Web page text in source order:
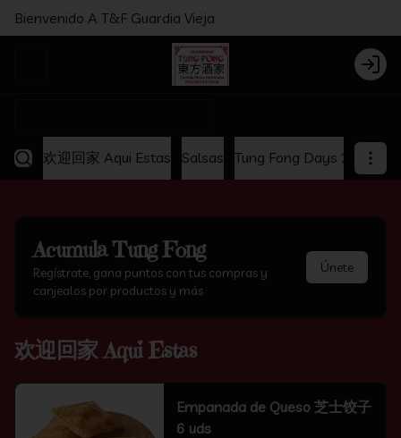
Bienvenido A T&F Guardia Vieja
Login
欢迎回家 Aqui Estas Salsas Tung Fong Days 2x1
AcumulaTung Fong
Regístrate, gana puntos con tus compras y
canjealos por productos y más
Únete
欢迎回家 Aqui Estas
Empanada de Queso 芝士饺子
6 uds